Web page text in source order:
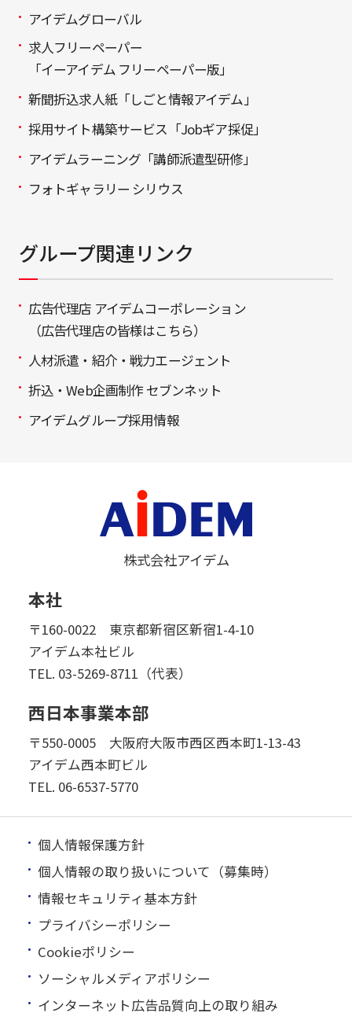
アイデムグローバル
求人フリーペーパー
「イーアイデム フリーペーパー版」
新聞折込求人紙「しごと情報アイデム」
採用サイト構築サービス「Jobギア採促」
アイデムラーニング「講師派遣型研修」
フォトギャラリー シリウス
グループ関連リンク
広告代理店 アイデムコーポレーション
（広告代理店の皆様はこちら）
人材派遣・紹介・戦力エージェント
折込・Web企画制作 セブンネット
アイデムグループ採用情報
株式会社アイデム
本社
〒160-0022 東京都新宿区新宿1-4-10
アイデム本社ビル
TEL. 03-5269-8711（代表）
西日本事業本部
〒550-0005 大阪府大阪市西区西本町1-13-43
アイデム西本町ビル
TEL. 06-6537-5770
個人情報保護方針
個人情報の取り扱いについて（募集時）
情報セキュリティ基本方針
プライバシーポリシー
Cookieポリシー
ソーシャルメディアポリシー
インターネット広告品質向上の取り組み